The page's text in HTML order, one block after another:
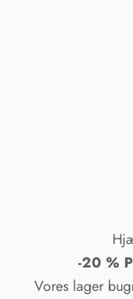
-20 %
Vores lager